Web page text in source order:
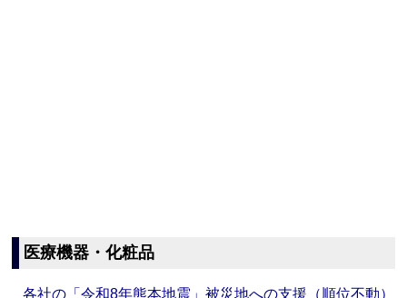
医療機器・化粧品
各社の「令和8年熊本地震」被災地への支援（順位不動）